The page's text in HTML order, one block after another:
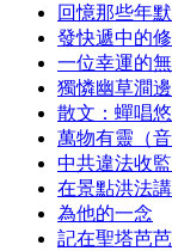
回憶那些年
發快遞中的
一位幸運的
獨憐幽草澗
散文：蟬唱
萬物有靈（
中共違法收
在景點洪法
為他的一念
記在聖塔芭